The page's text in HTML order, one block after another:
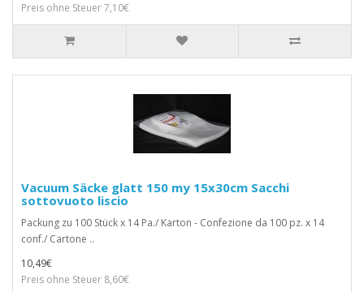
Preis ohne Steuer 7,10€
Vacuum Säcke glatt 150 my 15x30cm Sacchi
sottovuoto liscio
Packung zu 100 Stück x 14 Pa./ Karton - Confezione da 100 pz. x 14
conf./ Cartone ..
10,49€
Preis ohne Steuer 8,60€